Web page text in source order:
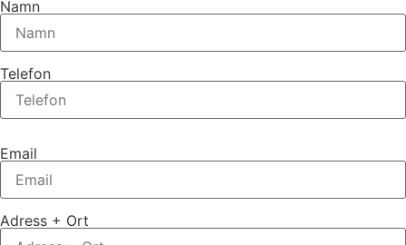
Namn
Telefon
Email
Adress + Ort